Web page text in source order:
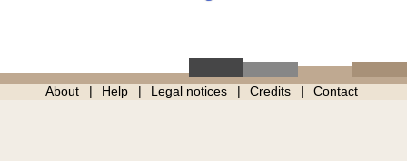
About Help Legal notices Credits Contact